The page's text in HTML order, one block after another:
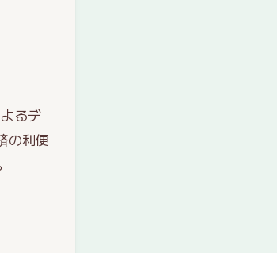
るデ
の利便